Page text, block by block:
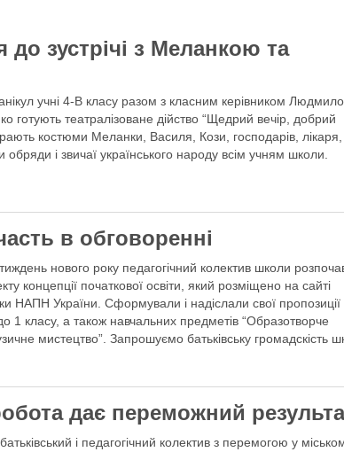
до зустрічі з Меланкою та
учні 4-В класу разом з класним керівником
готують театралізоване дійство “Щедрий вечір, добрий
костюми Меланки, Василя, Кози, господарів,
і звичаї українського народу всім учням школи.
в обговоренні
нового року педагогічний колектив школи
концепції початкової освіти, який розміщено на сайті
НАПН України. Сформували і надіслали свої пропозиції
1 класу, а також навчальних предметів “Образотворче
мистецтво”. Запрошуємо батьківську громадскість
концепції.
дає переможний
і педагогічний колектив з перемогою у